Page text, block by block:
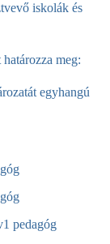
iskolák és
meg:
egyhangú